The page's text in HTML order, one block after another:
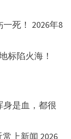
死！ 2026年8
标陷火海！
身是血，都很
常上新闻 2026